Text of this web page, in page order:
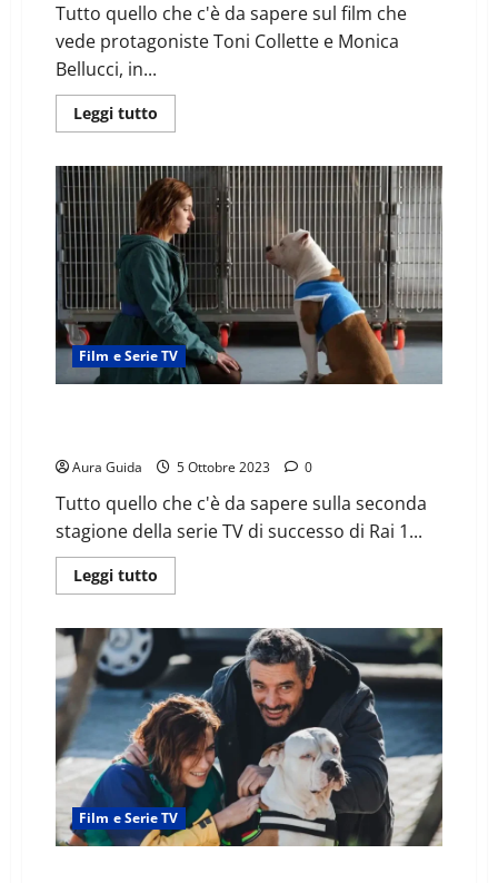
Tutto quello che c'è da sapere sul film che
vede protagoniste Toni Collette e Monica
Bellucci, in...
Leggi tutto
Film e Serie TV
Aura Guida 5 Ottobre 2023 0
Tutto quello che c'è da sapere sulla seconda
stagione della serie TV di successo di Rai 1...
Leggi tutto
Film e Serie TV